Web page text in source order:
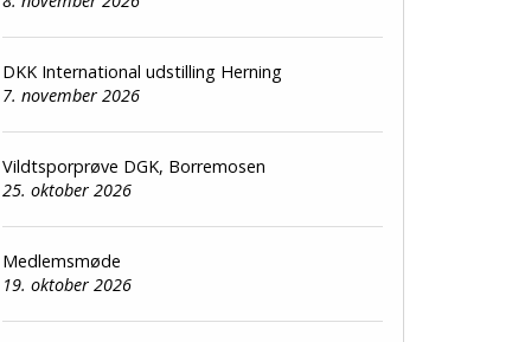
DKK International udstilling Herning
7. november 2026
Vildtsporprøve DGK, Borremosen
25. oktober 2026
Medlemsmøde
19. oktober 2026